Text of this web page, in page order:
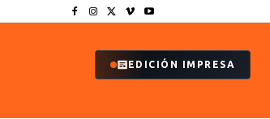
EDICIÓN IMPRESA